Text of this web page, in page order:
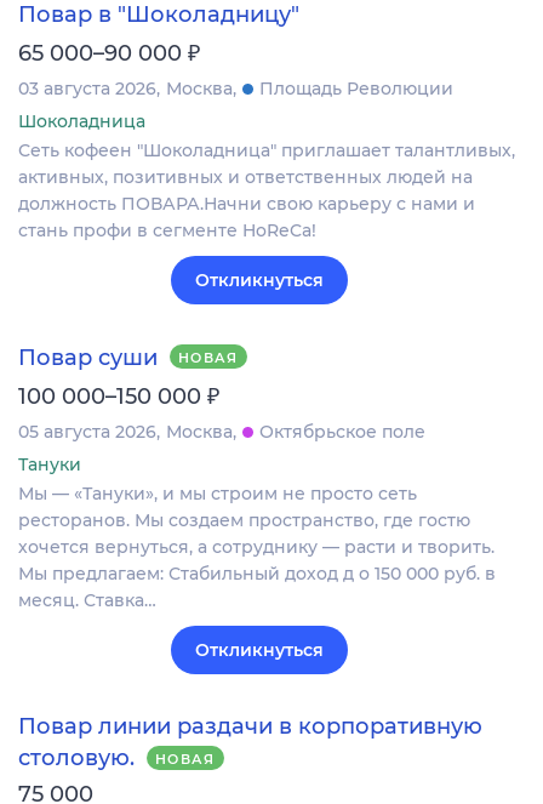
Повар в "Шоколадницу"
65 000–90 000 ₽
03 августа 2026 Москва
Площадь Революции
Шоколадница
Сеть кофеен "Шоколадница" приглашает талантливых,
активных, позитивных и ответственных людей на
должность ПОВАРА.Начни свою карьеру с нами и
стань профи в сегменте HoReCa!
Откликнуться
Повар суши НОВАЯ
100 000–150 000 ₽
05 августа 2026 Москва
Октябрьское поле
Тануки
Мы — «Тануки», и мы строим не просто сеть
ресторанов. Мы создаем пространство, где гостю
хочется вернуться, а сотруднику — расти и творить.
Мы предлагаем: Стабильный доход д о 150 000 руб. в
месяц. Ставка…
Откликнуться
Повар линии раздачи в корпоративную
столовую.
НОВАЯ
75 000